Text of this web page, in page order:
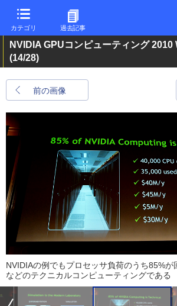
カテゴリ 過去記事
NVIDIA GPUコンピューティング 2010
(14/28)
前の画像
NVIDIAの例でもプロセッサ負荷のうち85%が
などのテクニカルコンピューティングである